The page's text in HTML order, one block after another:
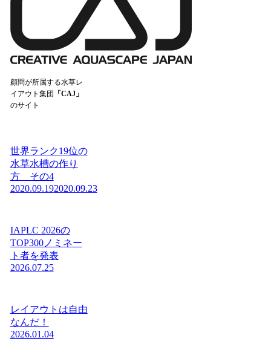
顧問が所属する水草レ
イアウト集団
「CAJ」
のサイト
世界ランク19位の
水草水槽の作り
方 その4
2020.09.192020.09.23
IAPLC 2026の
TOP300ノミネー
ト者を発表
2026.07.25
レイアウトは自由
なんだ！
2026.01.04